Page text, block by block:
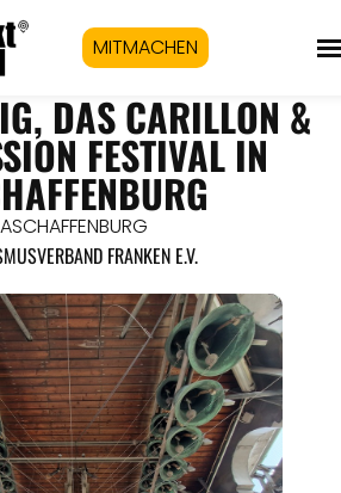
MITMACHEN
DAS CARILLON &
FESTIVAL IN
ASCHAFFENBURG
FRANKEN E.V.